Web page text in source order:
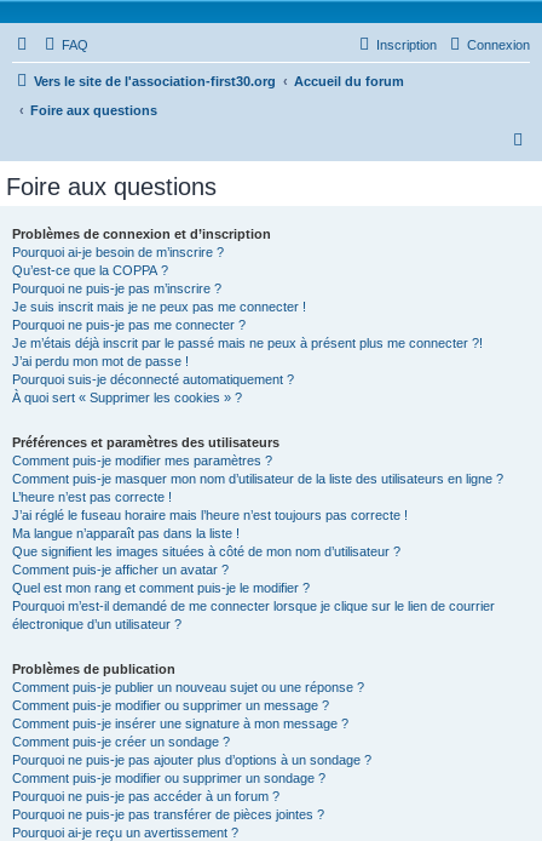
FAQ Connexion
Inscription
Vers le site de l'association-first30.org
Accueil du forum
Foire aux questions
Foire aux questions
Problèmes de connexion et d’inscription
Pourquoi ai-je besoin de m’inscrire ?
Qu’est-ce que la COPPA ?
Pourquoi ne puis-je pas m’inscrire ?
Je suis inscrit mais je ne peux pas me connecter !
Pourquoi ne puis-je pas me connecter ?
Je m’étais déjà inscrit par le passé mais ne peux à présent plus me connecter ?!
J’ai perdu mon mot de passe !
Pourquoi suis-je déconnecté automatiquement ?
À quoi sert « Supprimer les cookies » ?
Préférences et paramètres des utilisateurs
Comment puis-je modifier mes paramètres ?
Comment puis-je masquer mon nom d’utilisateur de la liste des utilisateurs en ligne ?
L’heure n’est pas correcte !
J’ai réglé le fuseau horaire mais l’heure n’est toujours pas correcte !
Ma langue n’apparaît pas dans la liste !
Que signifient les images situées à côté de mon nom d’utilisateur ?
Comment puis-je afficher un avatar ?
Quel est mon rang et comment puis-je le modifier ?
Pourquoi m’est-il demandé de me connecter lorsque je clique sur le lien de courrier
électronique d’un utilisateur ?
Problèmes de publication
Comment puis-je publier un nouveau sujet ou une réponse ?
Comment puis-je modifier ou supprimer un message ?
Comment puis-je insérer une signature à mon message ?
Comment puis-je créer un sondage ?
Pourquoi ne puis-je pas ajouter plus d’options à un sondage ?
Comment puis-je modifier ou supprimer un sondage ?
Pourquoi ne puis-je pas accéder à un forum ?
Pourquoi ne puis-je pas transférer de pièces jointes ?
Pourquoi ai-je reçu un avertissement ?